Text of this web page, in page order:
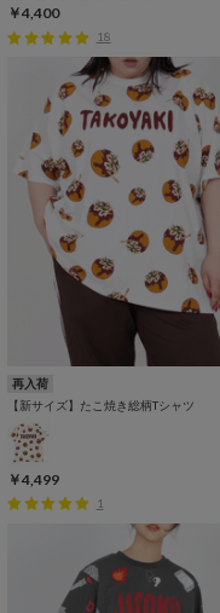
￥4,400
18
再入荷
【新サイズ】たこ焼き総柄Tシャツ
￥4,499
1